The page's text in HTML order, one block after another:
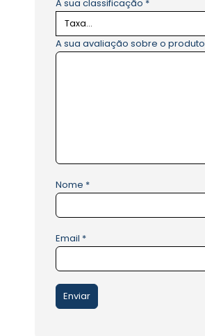
A sua classificação *
A sua avaliação sobre o produto
Nome *
Email *